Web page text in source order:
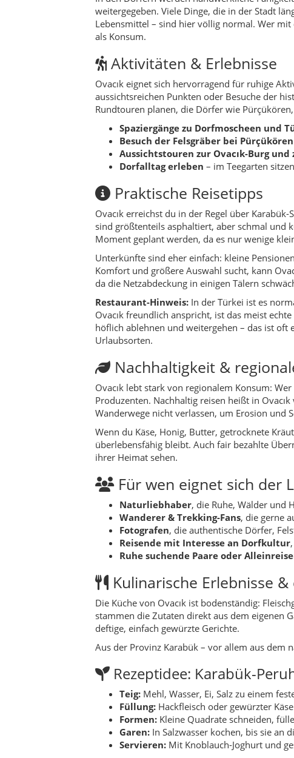
Praktische Reisetipps
Ovacık erreichst du in der Regel über
sind größtenteils asphaltiert, aber schmal und
Moment geplant werden, da es nur wenige
Unterkünfte sind eher einfach: kleine
Komfort und größere Auswahl sucht, kann
da die Netzabdeckung in einigen Tälern
Restaurant-Hinweis:In der Türkei ist es
Ovacık freundlich anspricht, ist das meist
höflich ablehnen und weitergehen – das ist
Urlaubsorten.
Nachhaltigkeit &
Ovacık lebt stark von regionalem Konsum:
Produzenten. Nachhaltig reisen heißt in
Wanderwege nicht verlassen, um Erosion und
Wenn du Käse, Honig, Butter, getrocknete
überlebensfähig bleibt. Auch fair bezahlte
ihrer Heimat sehen.
Für wen eignet sich der
Naturliebhaber, die Ruhe, Wälder und
Wanderer & Trekking-Fans
Reisende mit Interesse an Dorfkultur
Ruhe suchende Paare oder
Kulinarische Erlebnisse &
Die Küche von Ovacık ist bodenständig:
stammen die Zutaten direkt aus dem eigenen
deftige, einfach gewürzte Gerichte.
Aus der Provinz Karabük – vor allem aus dem
Rezeptidee: Karabük-
Teig:Mehl, Wasser, Ei, Salz zu einem
Füllung:Hackfleisch oder gewürzter
Formen:Kleine Quadrate schneiden,
Garen:In Salzwasser kochen, bis sie an
In Ovacık findest du zwar selten Restaurants
genau solchen Gerichten bewirtet.
Natur & Outdoor
Wälder, Hochlagen und Täler sind die große
Spätsommer, bunte Blätter im Herbst, Schnee
Wer Natur liebt, sollte Zeit für Fahrten über
Felsen und Waldstücke ab, und immer wieder
Feste & Veranstaltungen
In Ovacık sind Feste meist eng an religiöse